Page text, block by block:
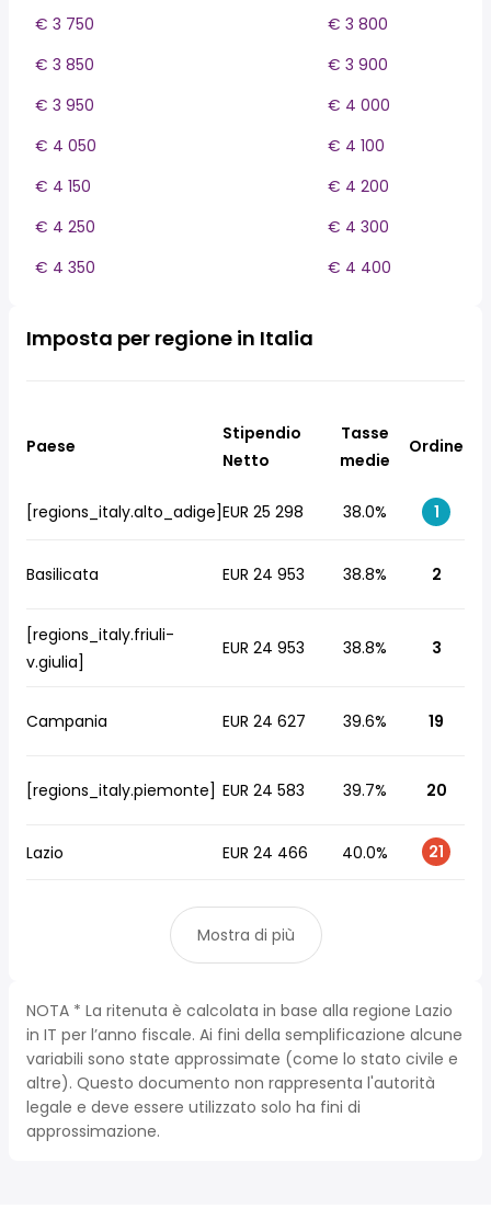
€ 3 750
€ 3 800
€ 3 850
€ 3 900
€ 3 950
€ 4 000
€ 4 050
€ 4 100
€ 4 150
€ 4 200
€ 4 250
€ 4 300
€ 4 350
€ 4 400
Imposta per regione in Italia
Paese
Stipendio
Netto
Tasse
medie
Ordine
[regions_italy.alto_adige]EUR 25 298 38.0% 1
Basilicata EUR 24 953 38.8% 2
[regions_italy.friuli-
v.giulia]
EUR 24 953 38.8% 3
Campania EUR 24 627 39.6% 19
[regions_italy.piemonte] EUR 24 583 39.7% 20
Lazio EUR 24 466 40.0% 21
Mostra di più
NOTA * La ritenuta è calcolata in base alla regione Lazio
in IT per l’anno fiscale. Ai fini della semplificazione alcune
variabili sono state approssimate (come lo stato civile e
altre). Questo documento non rappresenta l'autorità
legale e deve essere utilizzato solo ha fini di
approssimazione.